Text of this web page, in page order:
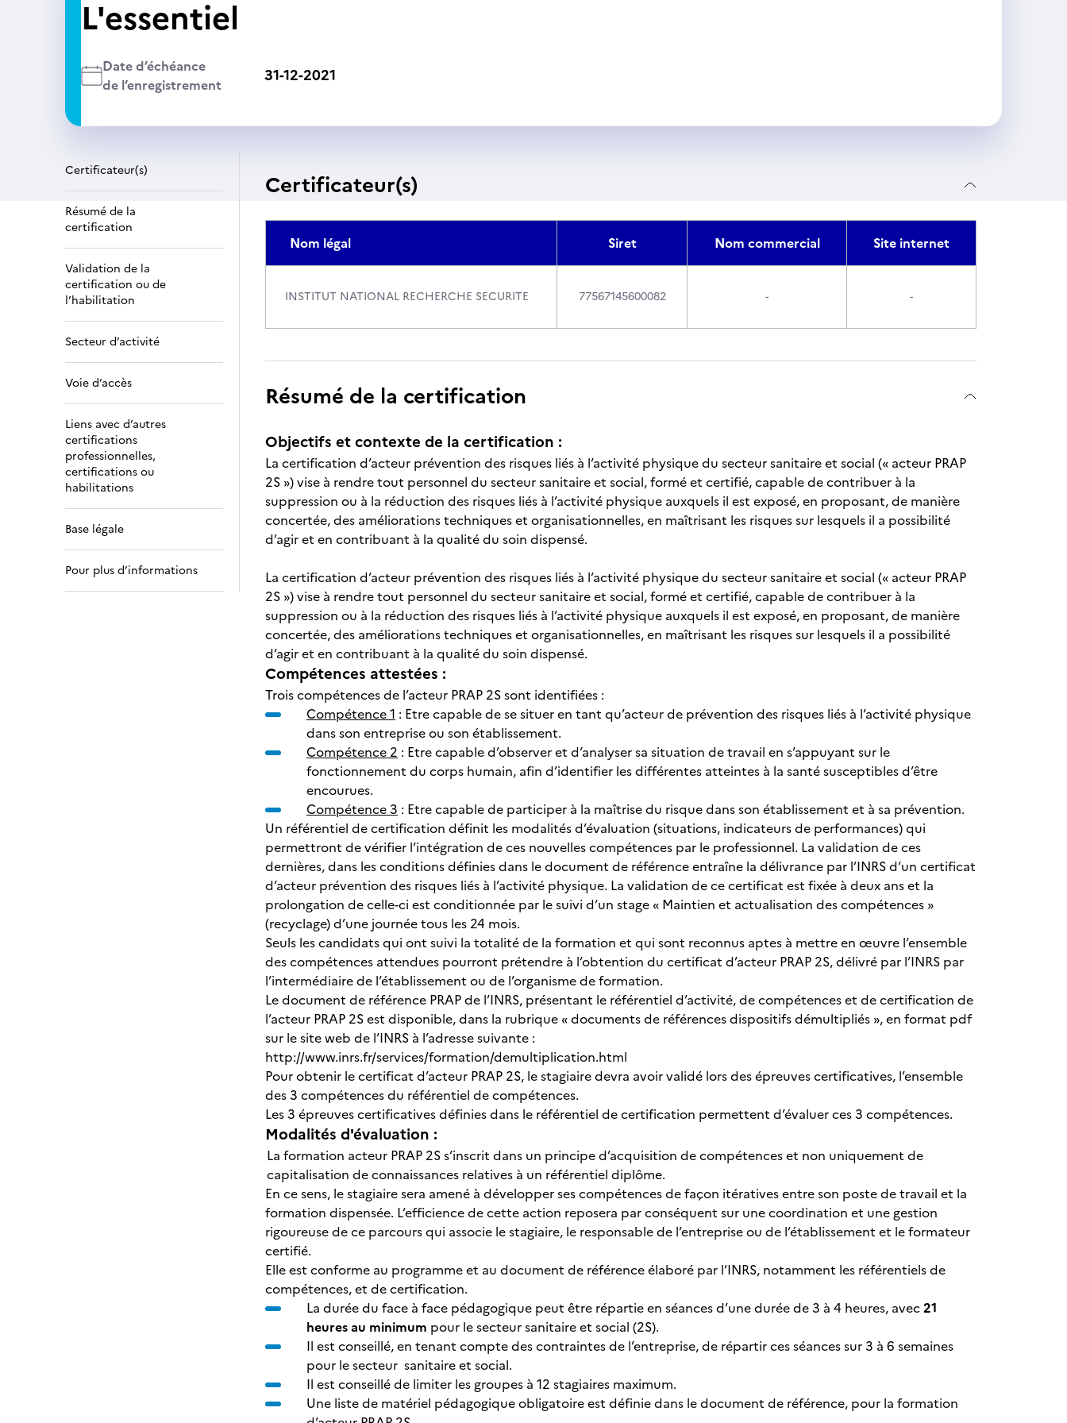
L'essentiel
Date d’échéance
de l’enregistrement
31-12-2021
Certificateur(s)
Résumé de la
certification
Validation de la
certification ou de
l’habilitation
Secteur d’activité
Voie d’accès
Liens avec d’autres
certifications
professionnelles,
certifications ou
habilitations
Base légale
Pour plus d’informations
Certificateur(s)
Nom légal Siret Nom commercial Site internet
INSTITUT NATIONAL RECHERCHE SECURITE 77567145600082 - -
Résumé de la certification
Objectifs et contexte de la certification :
La certification d’acteur prévention des risques liés à l’activité physique du secteur sanitaire et social (« acteur PRAP
2S ») vise à rendre tout personnel du secteur sanitaire et social, formé et certifié, capable de contribuer à la
suppression ou à la réduction des risques liés à l’activité physique auxquels il est exposé, en proposant, de manière
concertée, des améliorations techniques et organisationnelles, en maîtrisant les risques sur lesquels il a possibilité
d’agir et en contribuant à la qualité du soin dispensé.
La certification d’acteur prévention des risques liés à l’activité physique du secteur sanitaire et social (« acteur PRAP
2S ») vise à rendre tout personnel du secteur sanitaire et social, formé et certifié, capable de contribuer à la
suppression ou à la réduction des risques liés à l’activité physique auxquels il est exposé, en proposant, de manière
concertée, des améliorations techniques et organisationnelles, en maîtrisant les risques sur lesquels il a possibilité
d’agir et en contribuant à la qualité du soin dispensé.
Compétences attestées :
Trois compétences de l’acteur PRAP 2S sont identifiées :
Compétence 1 : Etre capable de se situer en tant qu’acteur de prévention des risques liés à l’activité physique
dans son entreprise ou son établissement.
Compétence 2 : Etre capable d’observer et d’analyser sa situation de travail en s’appuyant sur le
fonctionnement du corps humain, afin d’identifier les différentes atteintes à la santé susceptibles d’être
encourues.
Compétence 3 : Etre capable de participer à la maîtrise du risque dans son établissement et à sa prévention.
Un référentiel de certification définit les modalités d’évaluation (situations, indicateurs de performances) qui
permettront de vérifier l’intégration de ces nouvelles compétences par le professionnel. La validation de ces
dernières, dans les conditions définies dans le document de référence entraîne la délivrance par l’INRS d’un certificat
d’acteur prévention des risques liés à l’activité physique. La validation de ce certificat est fixée à deux ans et la
prolongation de celle-ci est conditionnée par le suivi d’un stage « Maintien et actualisation des compétences »
(recyclage) d’une journée tous les 24 mois.
Seuls les candidats qui ont suivi la totalité de la formation et qui sont reconnus aptes à mettre en œuvre l’ensemble
des compétences attendues pourront prétendre à l’obtention du certificat d’acteur PRAP 2S, délivré par l’INRS par
l’intermédiaire de l’établissement ou de l’organisme de formation.
Le document de référence PRAP de l’INRS, présentant le référentiel d’activité, de compétences et de certification de
l’acteur PRAP 2S est disponible, dans la rubrique « documents de références dispositifs démultipliés », en format pdf
sur le site web de l’INRS à l’adresse suivante :
http://www.inrs.fr/services/formation/demultiplication.html
Pour obtenir le certificat d’acteur PRAP 2S, le stagiaire devra avoir validé lors des épreuves certificatives, l’ensemble
des 3 compétences du référentiel de compétences.
Les 3 épreuves certificatives définies dans le référentiel de certification permettent d’évaluer ces 3 compétences.
Modalités d'évaluation :
La formation acteur PRAP 2S s’inscrit dans un principe d’acquisition de compétences et non uniquement de
capitalisation de connaissances relatives à un référentiel diplôme.
En ce sens, le stagiaire sera amené à développer ses compétences de façon itératives entre son poste de travail et la
formation dispensée. L’efficience de cette action reposera par conséquent sur une coordination et une gestion
rigoureuse de ce parcours qui associe le stagiaire, le responsable de l’entreprise ou de l’établissement et le formateur
certifié.
Elle est conforme au programme et au document de référence élaboré par l’INRS, notamment les référentiels de
compétences, et de certification.
La durée du face à face pédagogique peut être répartie en séances d’une durée de 3 à 4 heures, avec21
heures au minimum pour le secteur sanitaire et social (2S).
Il est conseillé, en tenant compte des contraintes de l’entreprise, de répartir ces séances sur 3 à 6 semaines
pour le secteur sanitaire et social.
Il est conseillé de limiter les groupes à 12 stagiaires maximum.
Une liste de matériel pédagogique obligatoire est définie dans le document de référence, pour la formation